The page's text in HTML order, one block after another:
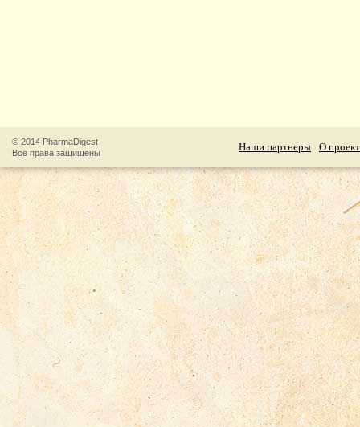
© 2014 PharmaDigest
Все права защищены
Наши партнеры О